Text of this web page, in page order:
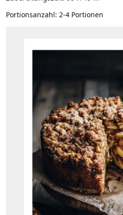
Portionsanzahl: 2-4 Portionen